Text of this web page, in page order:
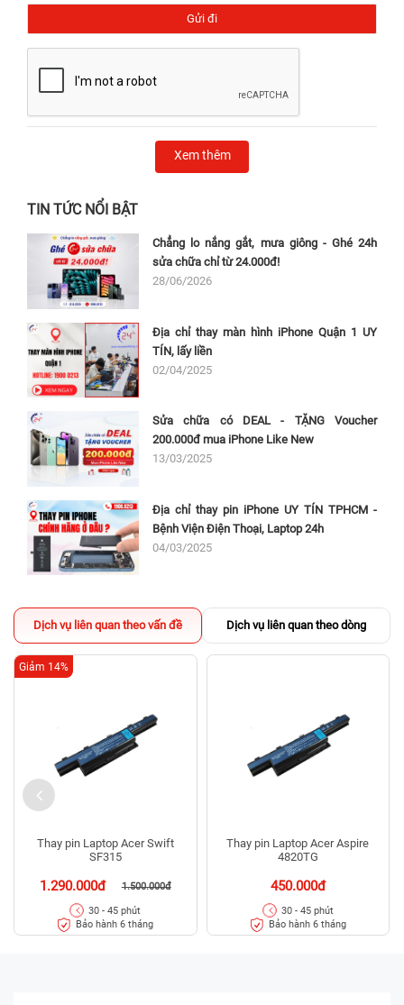
Xem thêm
TIN TỨC NỔI BẬT
Chẳng lo nắng gắt, mưa giông - Ghé 24h
sửa chữa chỉ từ 24.000đ!
28/06/2026
Địa chỉ thay màn hình iPhone Quận 1 UY
TÍN, lấy liền
02/04/2025
Sửa chữa có DEAL - TẶNG Voucher
200.000đ mua iPhone Like New
13/03/2025
Địa chỉ thay pin iPhone UY TÍN TPHCM -
Bệnh Viện Điện Thoại, Laptop 24h
04/03/2025
Dịch vụ liên quan theo vấn đề Dịch vụ liên quan theo dòng
Thay pin Laptop Acer Swift
SF315
1.290.000đ 1.500.000đ
Giảm 14%
30 - 45 phút
Bảo hành 6 tháng
Thay pin Laptop Acer Aspire
4820TG
450.000đ
30 - 45 phút
Bảo hành 6 tháng